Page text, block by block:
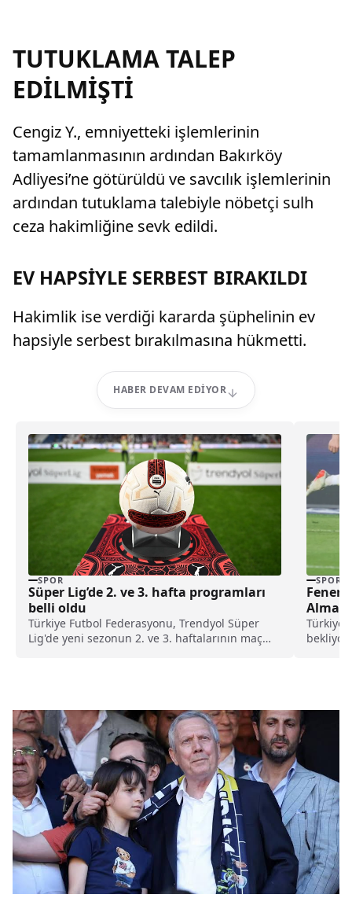
TUTUKLAMA TALEP
EDİLMİŞTİ
Cengiz Y., emniyetteki işlemlerinin
tamamlanmasının ardından Bakırköy
Adliyesi’ne götürüldü ve savcılık işlemlerinin
ardından tutuklama talebiyle nöbetçi sulh
ceza hakimliğine sevk edildi.
EV HAPSİYLE SERBEST BIRAKILDI
Hakimlik ise verdiği kararda şüphelinin ev
hapsiyle serbest bırakılmasına hükmetti.
HABER DEVAM EDIYOR
SPOR
Süper Lig’de 2. ve 3. hafta programları
belli oldu
Türkiye Futbol Federasyonu, Trendyol Süper
Lig'de yeni sezonun 2. ve 3. haftalarının maç
SPOR
Alma!
Türkiye